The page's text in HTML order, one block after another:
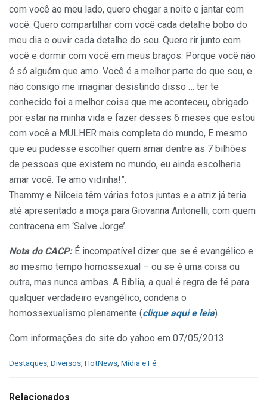
com você ao meu lado, quero chegar a noite e jantar com
você. Quero compartilhar com você cada detalhe bobo do
meu dia e ouvir cada detalhe do seu. Quero rir junto com
você e dormir com você em meus braços. Porque você não
é só alguém que amo. Você é a melhor parte do que sou, e
não consigo me imaginar desistindo disso … ter te
conhecido foi a melhor coisa que me aconteceu, obrigado
por estar na minha vida e fazer desses 6 meses que estou
com você a MULHER mais completa do mundo, E mesmo
que eu pudesse escolher quem amar dentre as 7 bilhões
de pessoas que existem no mundo, eu ainda escolheria
amar você. Te amo vidinha!”.
Thammy e Nilceia têm várias fotos juntas e a atriz já teria
até apresentado a moça para Giovanna Antonelli, com quem
contracena em ‘Salve Jorge’.
Nota do CACP:É incompatível dizer que se é evangélico e
ao mesmo tempo homossexual – ou se é uma coisa ou
outra, mas nunca ambas. A Bíblia, a qual é regra de fé para
qualquer verdadeiro evangélico, condena o
homossexualismo plenamente (clique aqui e leia).
Com informações do site do yahoo em 07/05/2013
C
e
Destaques Diversos HotNews Mídia e Fé
Relacionados